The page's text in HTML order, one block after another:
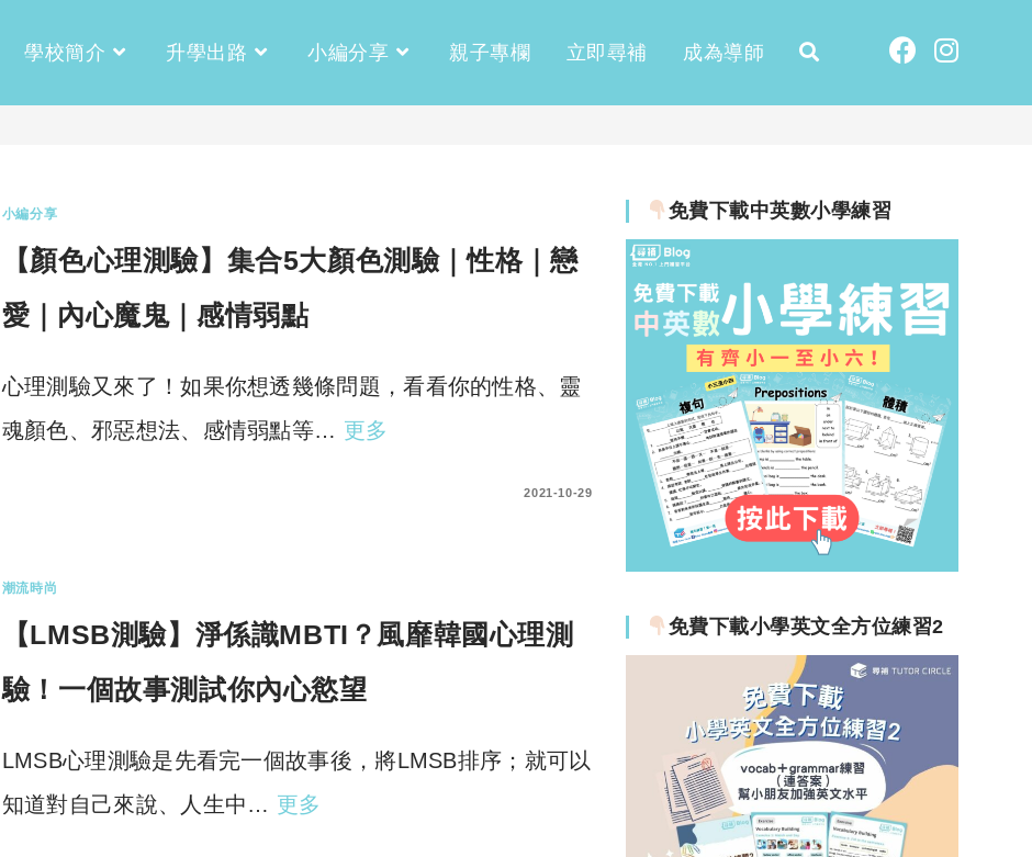
學校簡介 升學出路 小編分享 親子專欄 立即尋補 成為導師
小編分享
【顏色心理測驗】集合5大顏色測驗｜性格｜戀
愛｜內心魔鬼｜感情弱點
心理測驗又來了！如果你想透幾條問題，看看你的性格、靈
魂顏色、邪惡想法、感情弱點等… 更多
2021-10-29
潮流時尚
【LMSB測驗】淨係識MBTI？風靡韓國心理測
驗！一個故事測試你內心慾望
LMSB心理測驗是先看完一個故事後，將LMSB排序；就可以
知道對自己來說、人生中… 更多
免費下載中英數小學練習
免費下載小學英文全方位練習2